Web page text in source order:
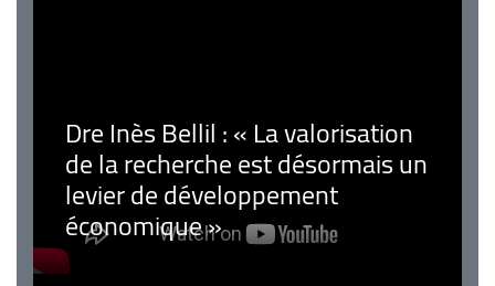
Dre Inès Bellil : « La valorisation
de la recherche est désormais un
levier de développement
économique »